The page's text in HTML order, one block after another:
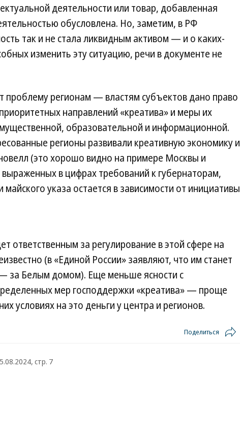
деятельности или товар, добавленная
обусловлена. Но, заметим, в РФ
так и не стала ликвидным активом — и о каких-
изменить эту ситуацию, речи в документе не
проблему регионам — властям субъектов дано право
направлений «креатива» и меры их
образовательной и информационной.
регионы развивали креативную экономику и
(это хорошо видно на примере Москвы и
выраженных в цифрах требований к губернаторам,
указа остается в зависимости от инициативы
ответственным за регулирование в этой сфере на
(в «Единой России» заявляют, что им станет
за Белым домом). Еще меньше ясности с
мер господдержки «креатива» — проще
условиях на это деньги у центра и регионов.
Поделиться
стр. 7